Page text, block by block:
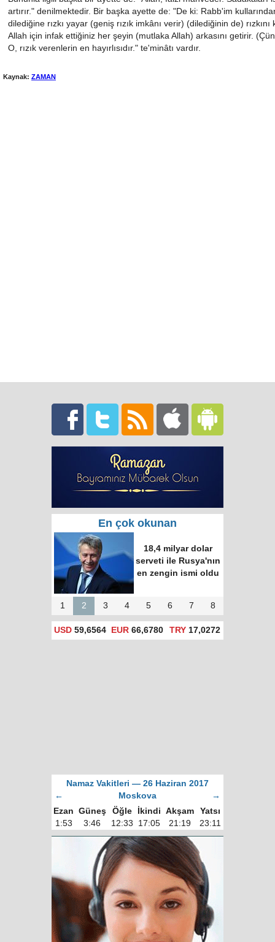
artırır." denilmektedir. Bir başka ayette de: "De ki: Rabb'im
dilediğine rızkı yayar (geniş rızık imkânı verir) (dilediğinin de) rızkını
Allah için infak ettiğiniz her şeyin (mutlaka Allah) arkasını getirir.
O, rızık verenlerin en hayırlısıdır." te'minâtı vardır.
Kaynak: ZAMAN
En çok okunan
18,4 milyar dolar
serveti ile Rusya'nın
en zengin ismi oldu
1 2 3 4 5 6 7 8
USD 59,6564 EUR 66,6780 TRY17,0272
Namaz Vakitleri — 26 Haziran 2017
←
Moskova
→
Ezan Güneş Öğle İkindi Akşam
Yatsı
1:53
3:46 12:33 17:05 21:19 23:11